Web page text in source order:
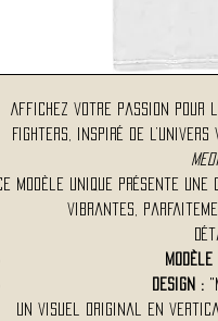
Affichez votre passion pour
Fighters, inspiré de
Ce modèle unique présente
vibrantes,
Modèle
Design :
Un visuel original en